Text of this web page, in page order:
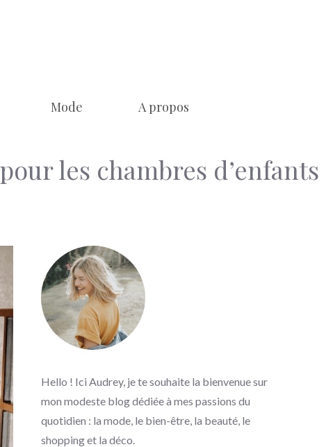
Mode A propos
les chambres d’enfants
Hello ! Ici Audrey, je te souhaite la bienvenue sur
mon modeste blog dédiée à mes passions du
quotidien : la mode, le bien-être, la beauté, le
shopping et la déco.